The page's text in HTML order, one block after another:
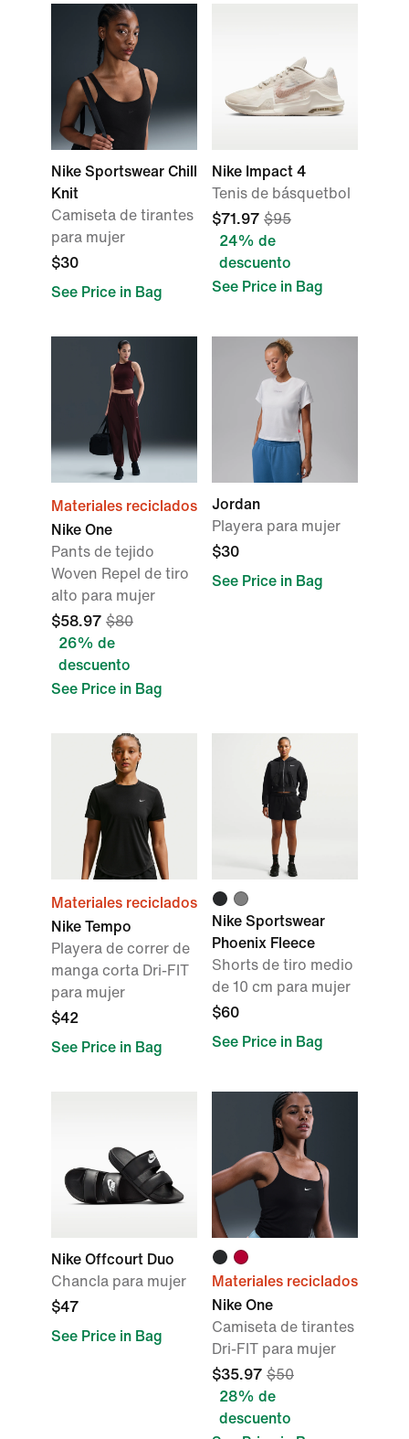
Nike Sportswear Chill
Knit
Camiseta de tirantes
para mujer
$30
See Price in Bag
Nike Impact 4
Tenis de básquetbol
$71.97 $95
24% de
descuento
See Price in Bag
Materiales reciclados
Nike One
Pants de tejido
Woven Repel de tiro
alto para mujer
$58.97 $80
26% de
descuento
See Price in Bag
Jordan
Playera para mujer
$30
See Price in Bag
Materiales reciclados
Nike Tempo
Playera de correr de
manga corta Dri-FIT
para mujer
$42
See Price in Bag
Nike Sportswear
Phoenix Fleece
Shorts de tiro medio
de 10 cm para mujer
$60
See Price in Bag
Nike Offcourt Duo
Chancla para mujer
$47
See Price in Bag
Materiales reciclados
Nike One
Camiseta de tirantes
Dri-FIT para mujer
$35.97 $50
28% de
descuento